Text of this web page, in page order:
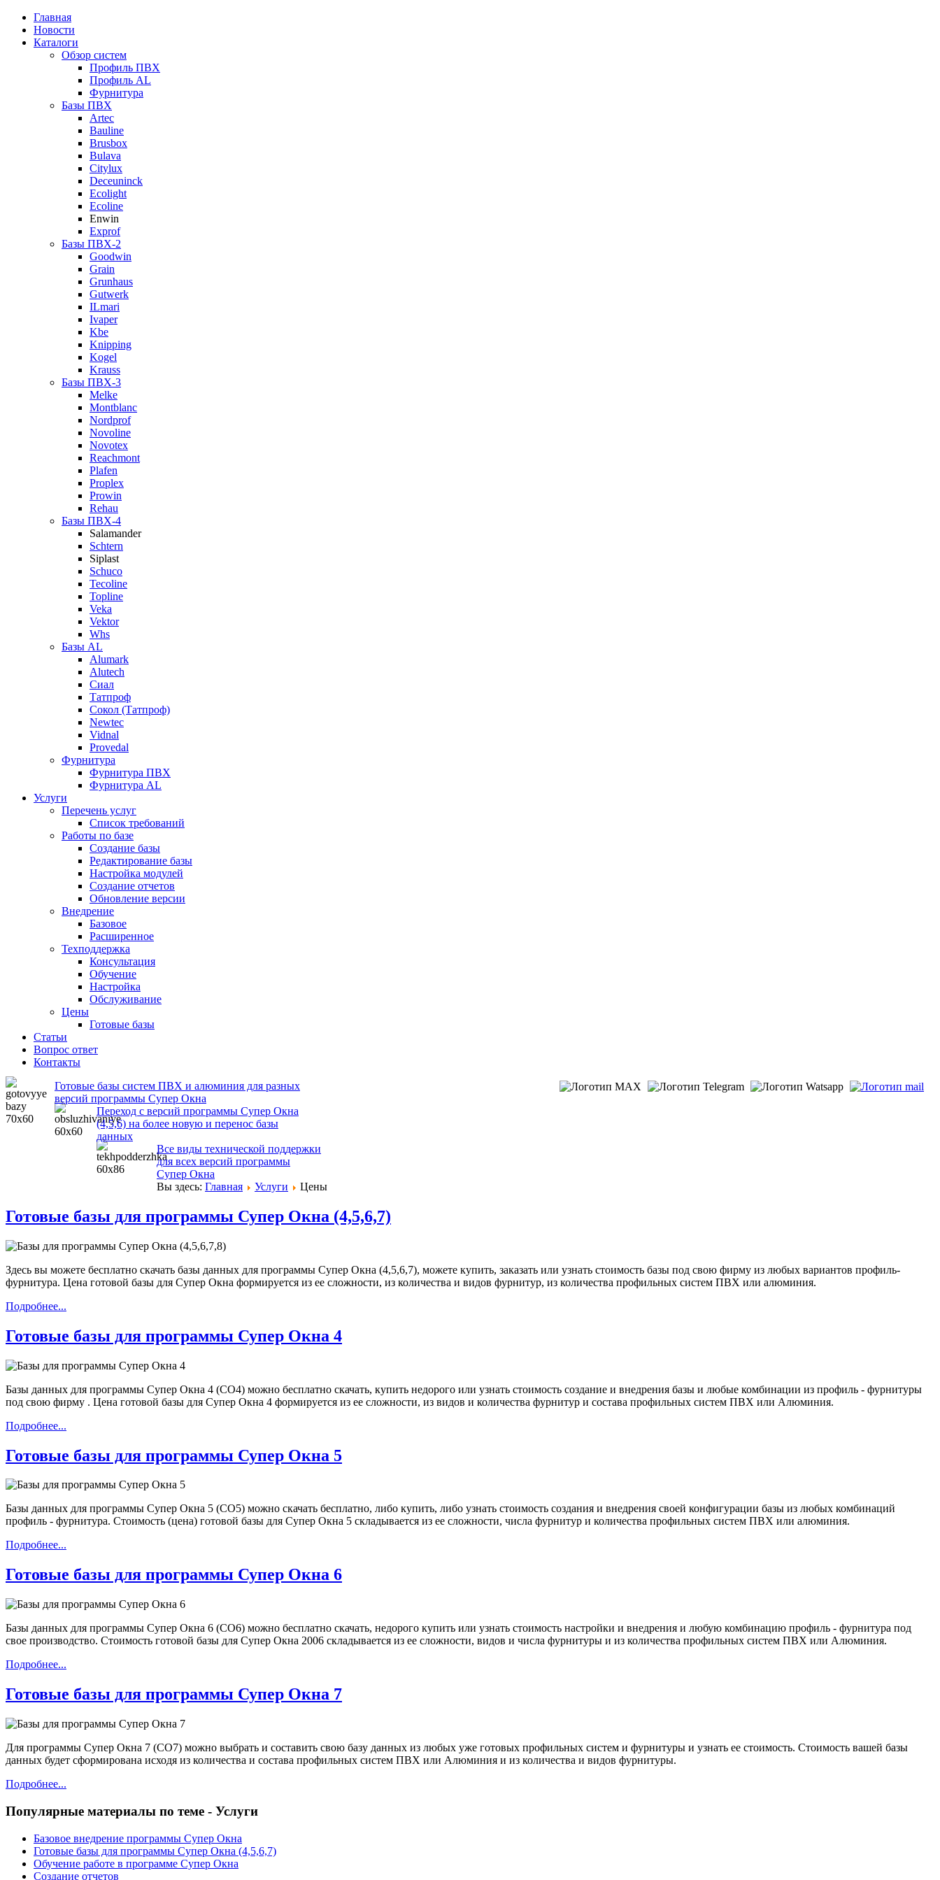
Главная
Новости
Каталоги
Обзор систем
Профиль ПВХ
Профиль AL
Фурнитура
Базы ПВХ
Artec
Bauline
Brusbox
Bulava
Citylux
Deceuninck
Ecolight
Ecoline
Enwin
Exprof
Базы ПВХ-2
Goodwin
Grain
Grunhaus
Gutwerk
ILmari
Ivaper
Kbe
Knipping
Kogel
Krauss
Базы ПВХ-3
Melke
Montblanc
Nordprof
Novoline
Novotex
Reachmont
Plafen
Proplex
Prowin
Rehau
Базы ПВХ-4
Salamander
Schtern
Siplast
Schuco
Tecoline
Topline
Veka
Vektor
Whs
Базы AL
Alumark
Alutech
Сиал
Tатпроф
Сокол (Татпроф)
Newtec
Vidnal
Provedal
Фурнитура
Фурнитура ПВХ
Фурнитура AL
Услуги
Перечень услуг
Список требований
Работы по базе
Создание базы
Редактирование базы
Настройка модулей
Создание отчетов
Обновление версии
Внедрение
Базовое
Расширенное
Техподдержка
Консультация
Обучение
Настройка
Обслуживание
Цены
Готовые базы
Статьи
Вопрос ответ
Контакты
Готовые базы систем ПВХ и алюминия для разных
версий программы Супер Окна
Переход с версий программы Супер Окна
(4,5,6) на более новую и перенос базы
данных
Все виды технической поддержки
для всех версий программы
Супер Окна
Вы здесь: Главная Услуги Цены
Готовые базы для программы Супер Окна (4,5,6,7)
Здесь вы можете бесплатно скачать базы данных для программы Супер Окна (4,5,6,7), можете купить, заказать или узнать стоимость базы под свою фирму из любых вариантов профиль-
фурнитура. Цена готовой базы для Супер Окна формируется из ее сложности, из количества и видов фурнитур, из количества профильных систем ПВХ или алюминия.
Подробнее...
Готовые базы для программы Супер Окна 4
Базы данных для программы Супер Окна 4 (СО4) можно бесплатно скачать, купить недорого или узнать стоимость создание и внедрения базы и любые комбинации из профиль - фурнитуры
под свою фирму . Цена готовой базы для Супер Окна 4 формируется из ее сложности, из видов и количества фурнитур и состава профильных систем ПВХ или Алюминия.
Подробнее...
Готовые базы для программы Супер Окна 5
Базы данных для программы Супер Окна 5 (СО5) можно скачать бесплатно, либо купить, либо узнать стоимость создания и внедрения своей конфигурации базы из любых комбинаций
профиль - фурнитура. Стоимость (цена) готовой базы для Супер Окна 5 складывается из ее сложности, числа фурнитур и количества профильных систем ПВХ или алюминия.
Подробнее...
Готовые базы для программы Супер Окна 6
Базы данных для программы Супер Окна 6 (СО6) можно бесплатно скачать, недорого купить или узнать стоимость настройки и внедрения и любую комбинацию профиль - фурнитура под
свое производство. Стоимость готовой базы для Супер Окна 2006 складывается из ее сложности, видов и числа фурнитуры и из количества профильных систем ПВХ или Алюминия.
Подробнее...
Готовые базы для программы Супер Окна 7
Для программы Супер Окна 7 (СО7) можно выбрать и составить свою базу данных из любых уже готовых профильных систем и фурнитуры и узнать ее стоимость. Стоимость вашей базы
данных будет сформирована исходя из количества и состава профильных систем ПВХ или Алюминия и из количества и видов фурнитуры.
Подробнее...
Популярные материалы по теме - Услуги
Базовое внедрение программы Супер Окна
Готовые базы для программы Супер Окна (4,5,6,7)
Обучение работе в программе Супер Окна
Создание отчетов